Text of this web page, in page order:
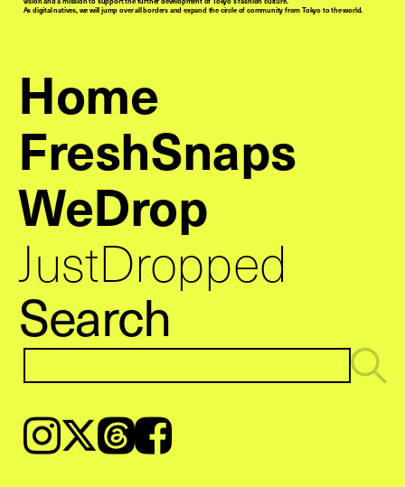
As digital natives, we will jump over all borders and expand the circle of community from Tokyo to the world.
Home
FreshSnaps
WeDrop
JustDropped
Search
Instagram𝕏ThreadsFacebook